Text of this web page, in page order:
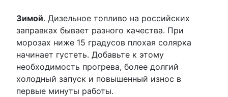
Зимой. Дизельное топливо на российских
заправках бывает разного качества. При
морозах ниже 15 градусов плохая солярка
начинает густеть. Добавьте к этому
необходимость прогрева, более долгий
холодный запуск и повышенный износ в
первые минуты работы.